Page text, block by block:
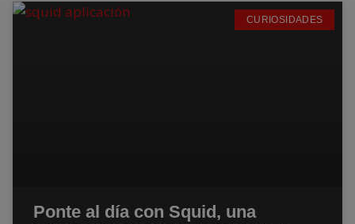
CURIOSIDADES
Ponte al día con Squid, una